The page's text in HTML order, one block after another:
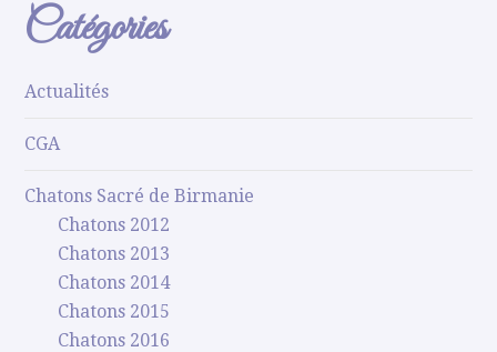
Catégories
Actualités
CGA
Chatons Sacré de Birmanie
Chatons 2012
Chatons 2013
Chatons 2014
Chatons 2015
Chatons 2016